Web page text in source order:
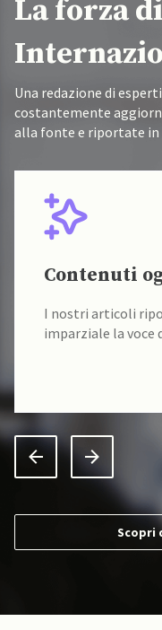
La forza
Una redazione di
costantemente
alla fonte e riportate
Contenuti
I nostri articoli
imparziale la voce
Scopri